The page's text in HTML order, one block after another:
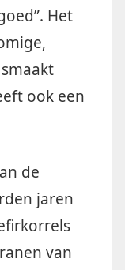
Het
ook een
de
jaren
van